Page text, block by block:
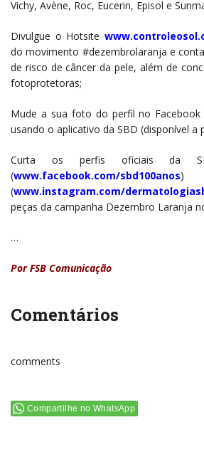
Vichy, Avène, Roc, Eucerin, Episol e
Divulgue o Hotsite
do movimento #dezembrolaranja e
de risco de câncer da pele, além de
fotoprotetoras;
Mude a sua foto do perfil no
usando o aplicativo da SBD (disponível a
Curta os perfis oficiais da
(www.facebook.com/sbd100anos) e
(www.instagram.com/
peças da campanha Dezembro Laranja
…
Por FSB Comunicação
Comentários
comments
Compartilhe no WhatsApp